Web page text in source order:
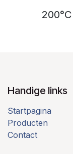
200°C
Handige links
Startpagina
Producten
Contact